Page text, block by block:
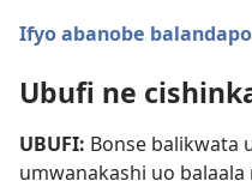
Ifyo abanobe balandapo
Ubufi ne
UBUFI: Bonse balikwata
umwanakashi uo